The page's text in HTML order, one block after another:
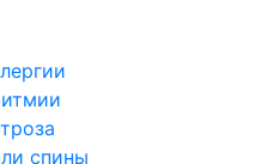
спины